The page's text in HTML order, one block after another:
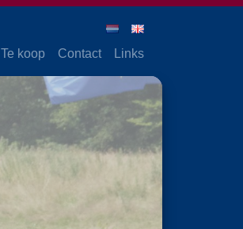
Te koop Contact Links